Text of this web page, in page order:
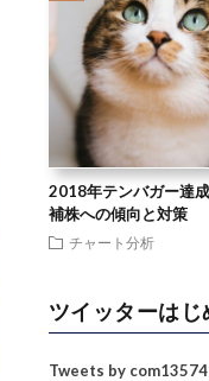
2018年テンバガー達
補株への傾向と対策
チャート分析
ツイッターはじ
Tweets by